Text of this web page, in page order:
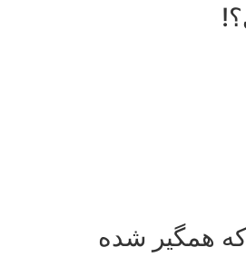
همگیر شده